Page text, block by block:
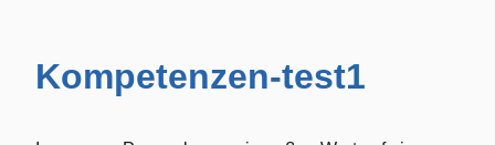
Kompetenzen-test1